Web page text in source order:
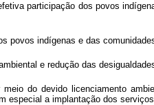
participação dos povos
povos indígenas e das
e redução das
do devido licenciamento
especial a implantação dos